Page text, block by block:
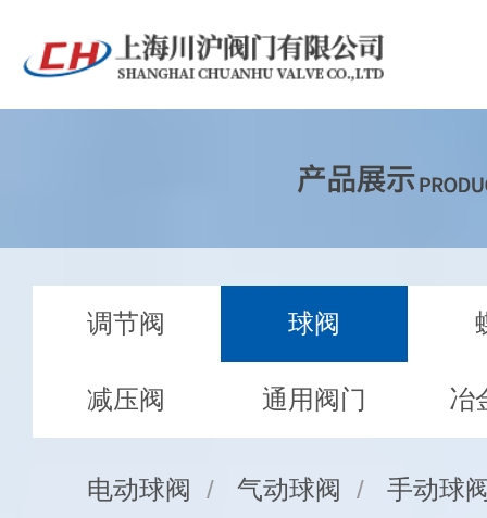
调节阀 球阀
减压阀 通用阀门 冶
电动球阀 / 气动球阀 / 手动球